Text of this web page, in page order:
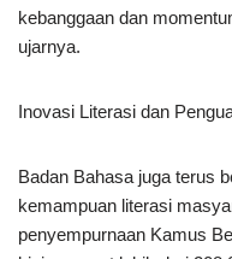
kebanggaan dan
ujarnya.
Inovasi Literasi dan
Badan Bahasa juga terus
kemampuan literasi
penyempurnaan Kamus